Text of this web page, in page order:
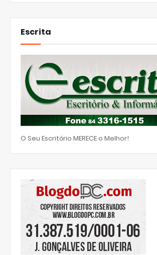
Escrita
O Seu Escritório MERECE o Melhor!